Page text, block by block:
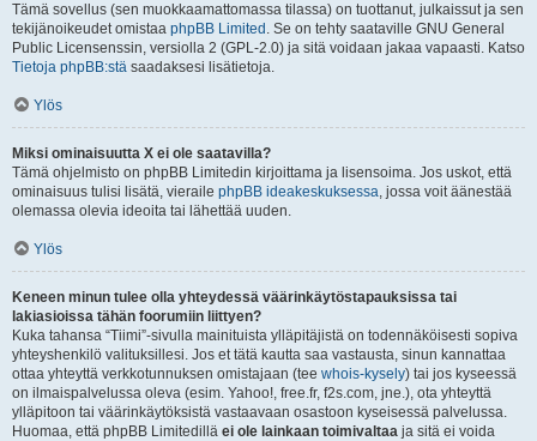
Tämä sovellus (sen muokkaamattomassa tilassa) on tuottanut, julkaissut ja sen
tekijänoikeudet omistaa phpBB Limited . Se on tehty saataville GNU General
Public Licensenssin, versiolla 2 (GPL-2.0) ja sitä voidaan jakaa vapaasti. Katso
Tietoja phpBB:stä saadaksesi lisätietoja.
Ylös
Miksi ominaisuutta X ei ole saatavilla?
Tämä ohjelmisto on phpBB Limitedin kirjoittama ja lisensoima. Jos uskot, että
ominaisuus tulisi lisätä, vieraile phpBB ideakeskuksessa, jossa voit äänestää
olemassa olevia ideoita tai lähettää uuden.
Ylös
Keneen minun tulee olla yhteydessä väärinkäytöstapauksissa tai
lakiasioissa tähän foorumiin liittyen?
Kuka tahansa “Tiimi”-sivulla mainituista ylläpitäjistä on todennäköisesti sopiva
yhteyshenkilö valituksillesi. Jos et tätä kautta saa vastausta, sinun kannattaa
ottaa yhteyttä verkkotunnuksen omistajaan (tee whois-kysely) tai jos kyseessä
on ilmaispalvelussa oleva (esim. Yahoo!, free.fr, f2s.com, jne.), ota yhteyttä
ylläpitoon tai väärinkäytöksistä vastaavaan osastoon kyseisessä palvelussa.
Huomaa, että phpBB Limitedillä ei ole lainkaan toimivaltaa ja sitä ei voida